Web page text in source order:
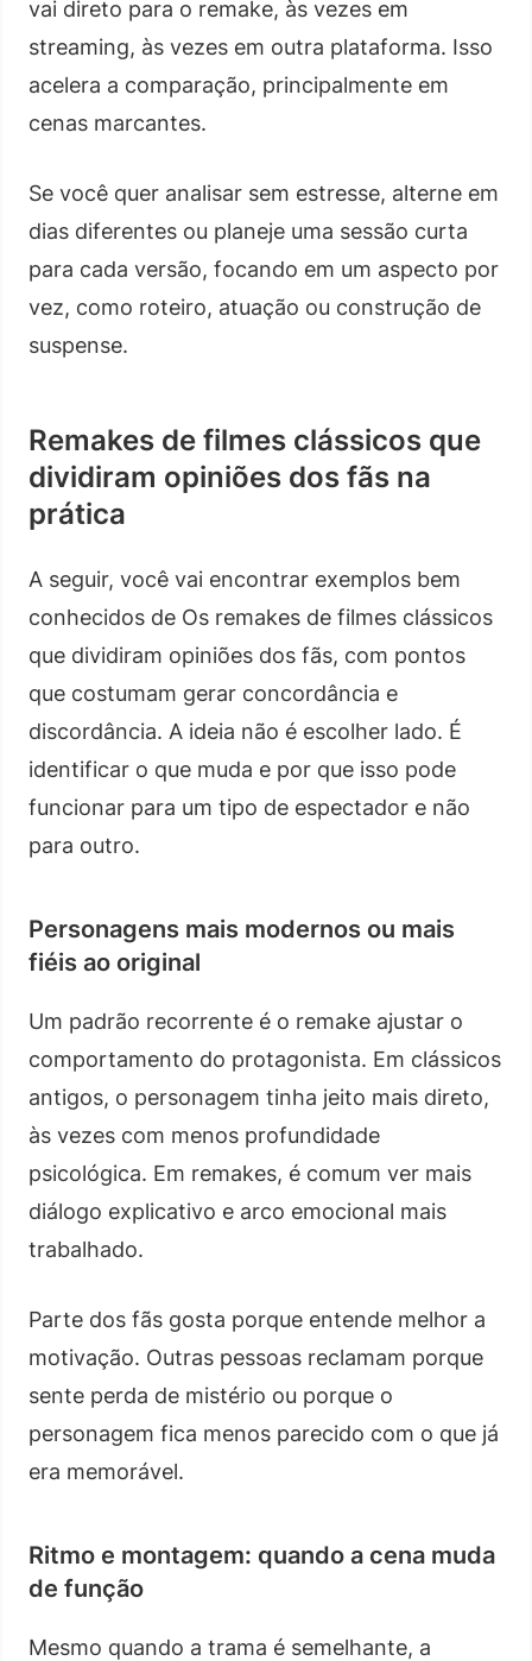
vai direto para o remake, às vezes em
streaming, às vezes em outra plataforma. Isso
acelera a comparação, principalmente em
cenas marcantes.
Se você quer analisar sem estresse, alterne em
dias diferentes ou planeje uma sessão curta
para cada versão, focando em um aspecto por
vez, como roteiro, atuação ou construção de
suspense.
Remakes de filmes clássicos que
dividiram opiniões dos fãs na
prática
A seguir, você vai encontrar exemplos bem
conhecidos de Os remakes de filmes clássicos
que dividiram opiniões dos fãs, com pontos
que costumam gerar concordância e
discordância. A ideia não é escolher lado. É
identificar o que muda e por que isso pode
funcionar para um tipo de espectador e não
para outro.
Personagens mais modernos ou mais
fiéis ao original
Um padrão recorrente é o remake ajustar o
comportamento do protagonista. Em clássicos
antigos, o personagem tinha jeito mais direto,
às vezes com menos profundidade
psicológica. Em remakes, é comum ver mais
diálogo explicativo e arco emocional mais
trabalhado.
Parte dos fãs gosta porque entende melhor a
motivação. Outras pessoas reclamam porque
sente perda de mistério ou porque o
personagem fica menos parecido com o que já
era memorável.
Ritmo e montagem: quando a cena muda
de função
Mesmo quando a trama é semelhante, a